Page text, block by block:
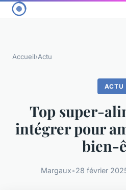
Accueil›Actu
ACTU
Top super-
intégrer pour
bien-
Margaux•28 février